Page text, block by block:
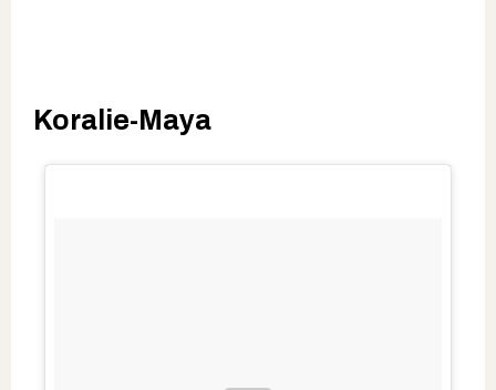
​Koralie-Maya